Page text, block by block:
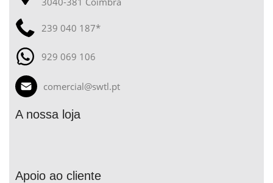
239 040 187*
929 069 106
comercial@swtl.pt
A nossa loja
Apoio ao cliente